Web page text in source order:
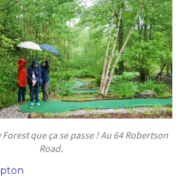
Forest que ça se passe ! Au 64 Robertson
Road.